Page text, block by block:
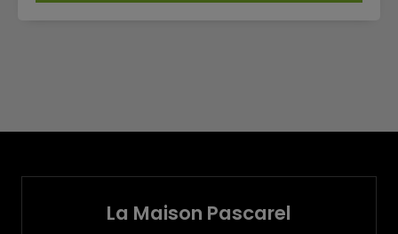
La Maison Pascarel